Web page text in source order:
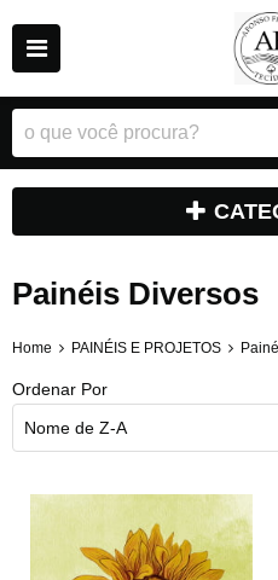
Painéis Diversos
Home PAINÉIS E PROJETOS
Ordenar Por
Nome de Z-A